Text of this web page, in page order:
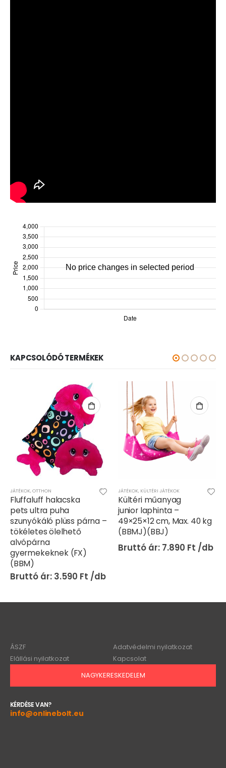
KAPCSOLÓDÓ TERMÉKEK
JÁTÉKOK,OTTHON
Fluffaluff halacska
pets ultra puha
szunyókáló plüss párna –
tökéletes ölelhető
alvópárna
gyermekeknek (FX)
(BBM)
3.590 Ft
JÁTÉKOK, KÜLTÉRI JÁTÉKOK
Kültéri műanyag
junior laphinta –
49×25×12 cm, Max. 40 kg
(BBMJ)(BBJ)
7.890 Ft
ÁSZF
Adatvédelmi nyilatkozat
Elállási nyilatkozat
Kapcsolat
NAGYKERESKEDELEM
KÉRDÉSE VAN?
info@onlinebolt.eu